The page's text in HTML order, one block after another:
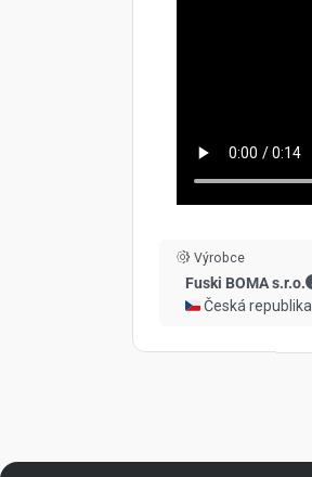
Výrobce
Fuski BOMA s.r.o.
🇨🇿 Česká republika